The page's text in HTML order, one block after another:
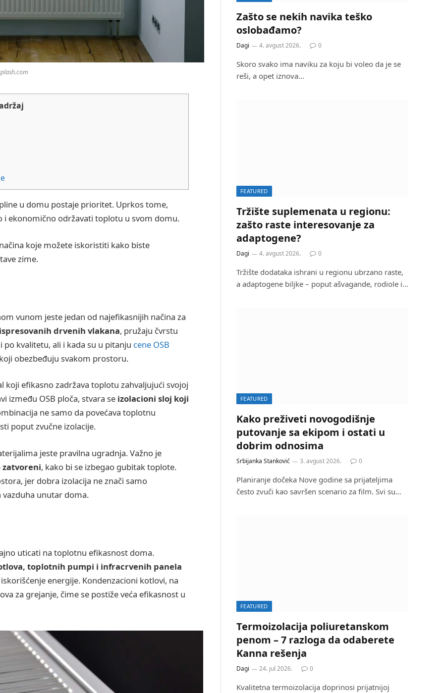
u domu postaje prioritet. Uprkos tome,
i ekonomično održavati toplotu u svom domu.
koje možete iskoristiti kako biste
zime.
vunom jeste jedan od najefikasnijih načina za
drvenih vlakana, pružaju čvrstu
po kvalitetu, ali i kada su u pitanju cene OSB
obezbeđuju svakom prostoru.
efikasno zadržava toplotu zahvaljujući svojoj
između OSB ploča, stvara se izolacioni sloj koji
ne samo da povećava toplotnu
poput zvučne izolacije.
jeste pravilna ugradnja. Važno je
, kako bi se izbegao gubitak toplote.
jer dobra izolacija ne znači samo
vazduha unutar doma.
uticati na toplotnu efikasnost doma.
toplotnih pumpi i infracrvenih panela
energije. Kondenzacioni kotlovi, na
za grejanje, čime se postiže veća efikasnost u
Zašto se nekih navika teško
oslobađamo?
Dagi 4. avgust 2026. 0
Skoro svako ima naviku za koju bi voleo da je se
reši, a opet iznova…
FEATURED
Tržište suplemenata u regionu:
zašto raste interesovanje za
adaptogene?
Dagi 4. avgust 2026. 0
Tržište dodataka ishrani u regionu ubrzano raste,
a adaptogene biljke – poput ašvagande, rodiole i…
FEATURED
Kako preživeti novogodišnje
putovanje sa ekipom i ostati u
dobrim odnosima
Srbijanka Stanković 3. avgust 2026. 0
Planiranje dočeka Nove godine sa prijateljima
često zvuči kao savršen scenario za film. Svi su…
FEATURED
Termoizolacija poliuretanskom
penom – 7 razloga da odaberete
Kanna rešenja
Dagi 24. jul 2026. 0
Kvalitetna termoizolacija doprinosi prijatnijoj